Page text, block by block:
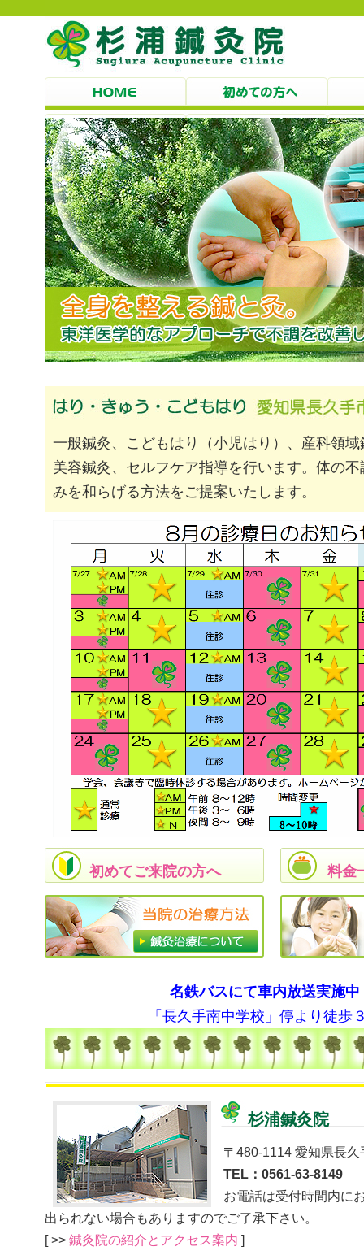
一般鍼灸、こどもはり（小児はり）、産科領域
美容鍼灸、セルフケア指導を行います。体の不
みを和らげる方法をご提案いたします。
初めてご来院の方へ 料金
名鉄バスにて車内放送実施中
「長久手南中学校」停より徒歩
杉浦鍼灸院
〒480-1114 愛知県長
TEL：0561-63-8149
お電話は受付時間内に
出られない場合もありますのでご了承下さい。
[ >> 鍼灸院の紹介とアクセス案内 ]